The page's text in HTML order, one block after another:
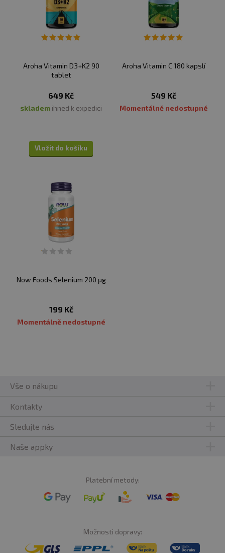
Aroha Vitamin D3+K2 90
tablet
649 Kč
skladem ihned k expedici
Vložit do košíku
Aroha Vitamin C 180 kapslí
549 Kč
Momentálně nedostupné
Now Foods Selenium 200 μg
199 Kč
Momentálně nedostupné
Vše o nákupu
Kontakty
Sledujte nás
Naše appky
Platební metody:
Možnosti dopravy: